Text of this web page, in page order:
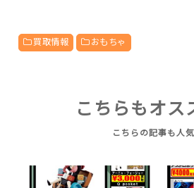
買取情報 おもちゃ
こちらもオス